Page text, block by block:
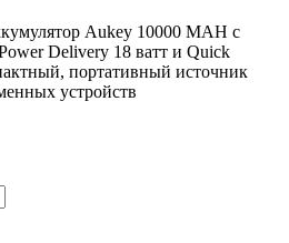
Aukey 10000 MAH c
Delivery 18 ватт и Quick
портативный источник
устройств